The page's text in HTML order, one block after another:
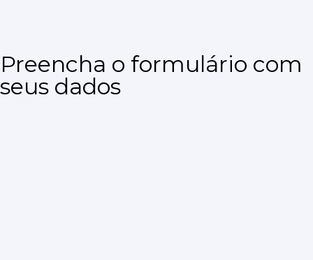
Preencha o formulário com
seus dados